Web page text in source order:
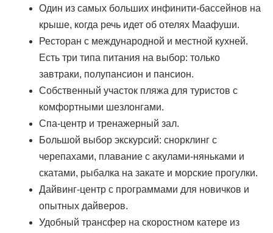
Один из самых больших инфинити-бассейнов на
крыше, когда речь идет об отелях Маафуши.
Ресторан с международной и местной кухней.
Есть три типа питания на выбор: только
завтраки, полупансион и пансион.
Собственный участок пляжа для туристов с
комфортными шезлонгами.
Спа-центр и тренажерный зал.
Большой выбор экскурсий: снорклинг с
черепахами, плавание с акулами-няньками и
скатами, рыбалка на закате и морские прогулки.
Дайвинг-центр с программами для новичков и
опытных дайверов.
Удобный трансфер на скоростном катере из